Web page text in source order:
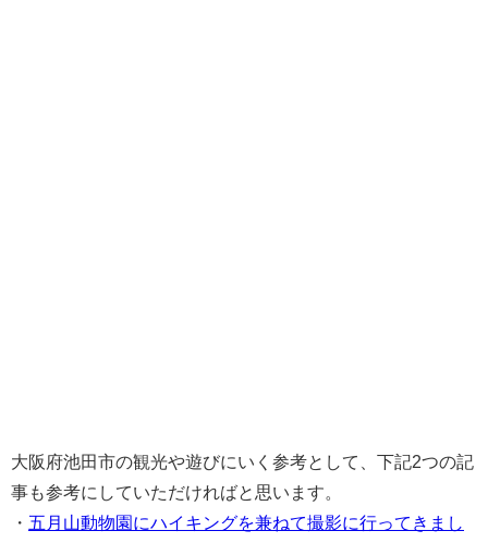
大阪府池田市の観光や遊びにいく参考として、下記2つの記
事も参考にしていただければと思います。
・ 五月山動物園にハイキングを兼ねて撮影に行ってきまし